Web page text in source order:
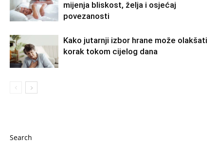
mijenja bliskost, želja i osjećaj
povezanosti
Kako jutarnji izbor hrane može olakšati
korak tokom cijelog dana
Search